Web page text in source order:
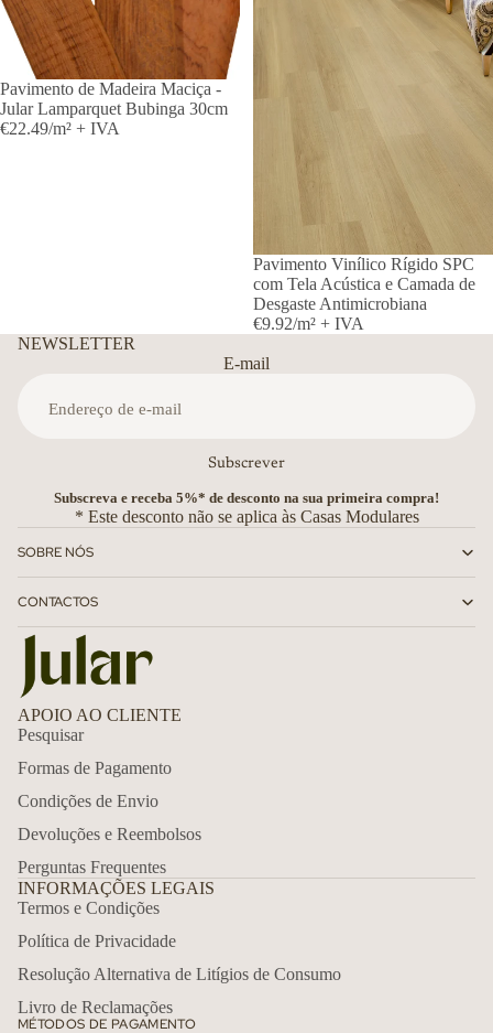
Pavimento de Madeira Maciça -
Jular Lamparquet Bubinga 30cm
€22.49/m² + IVA
Pavimento Vinílico Rígido SPC
com Tela Acústica e Camada de
Desgaste Antimicrobiana
€9.92/m² + IVA
NEWSLETTER
E-mail
Subscrever
Subscreva e receba 5%* de desconto na sua primeira compra!
* Este desconto não se aplica às Casas Modulares
SOBRE NÓS
CONTACTOS
APOIO AO CLIENTE
Pesquisar
Formas de Pagamento
Condições de Envio
Devoluções e Reembolsos
Perguntas Frequentes
INFORMAÇÕES LEGAIS
Termos e Condições
Política de Privacidade
Resolução Alternativa de Litígios de Consumo
Livro de Reclamações
MÉTODOS DE PAGAMENTO
Política de reembolso
Política de privacidade
Termos do serviço